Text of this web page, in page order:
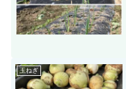
玉ねぎ